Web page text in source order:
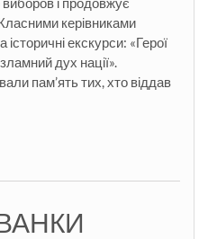
керівниками
екскурси: «Герої
дух нації».
пам’ять тих, хто віддав